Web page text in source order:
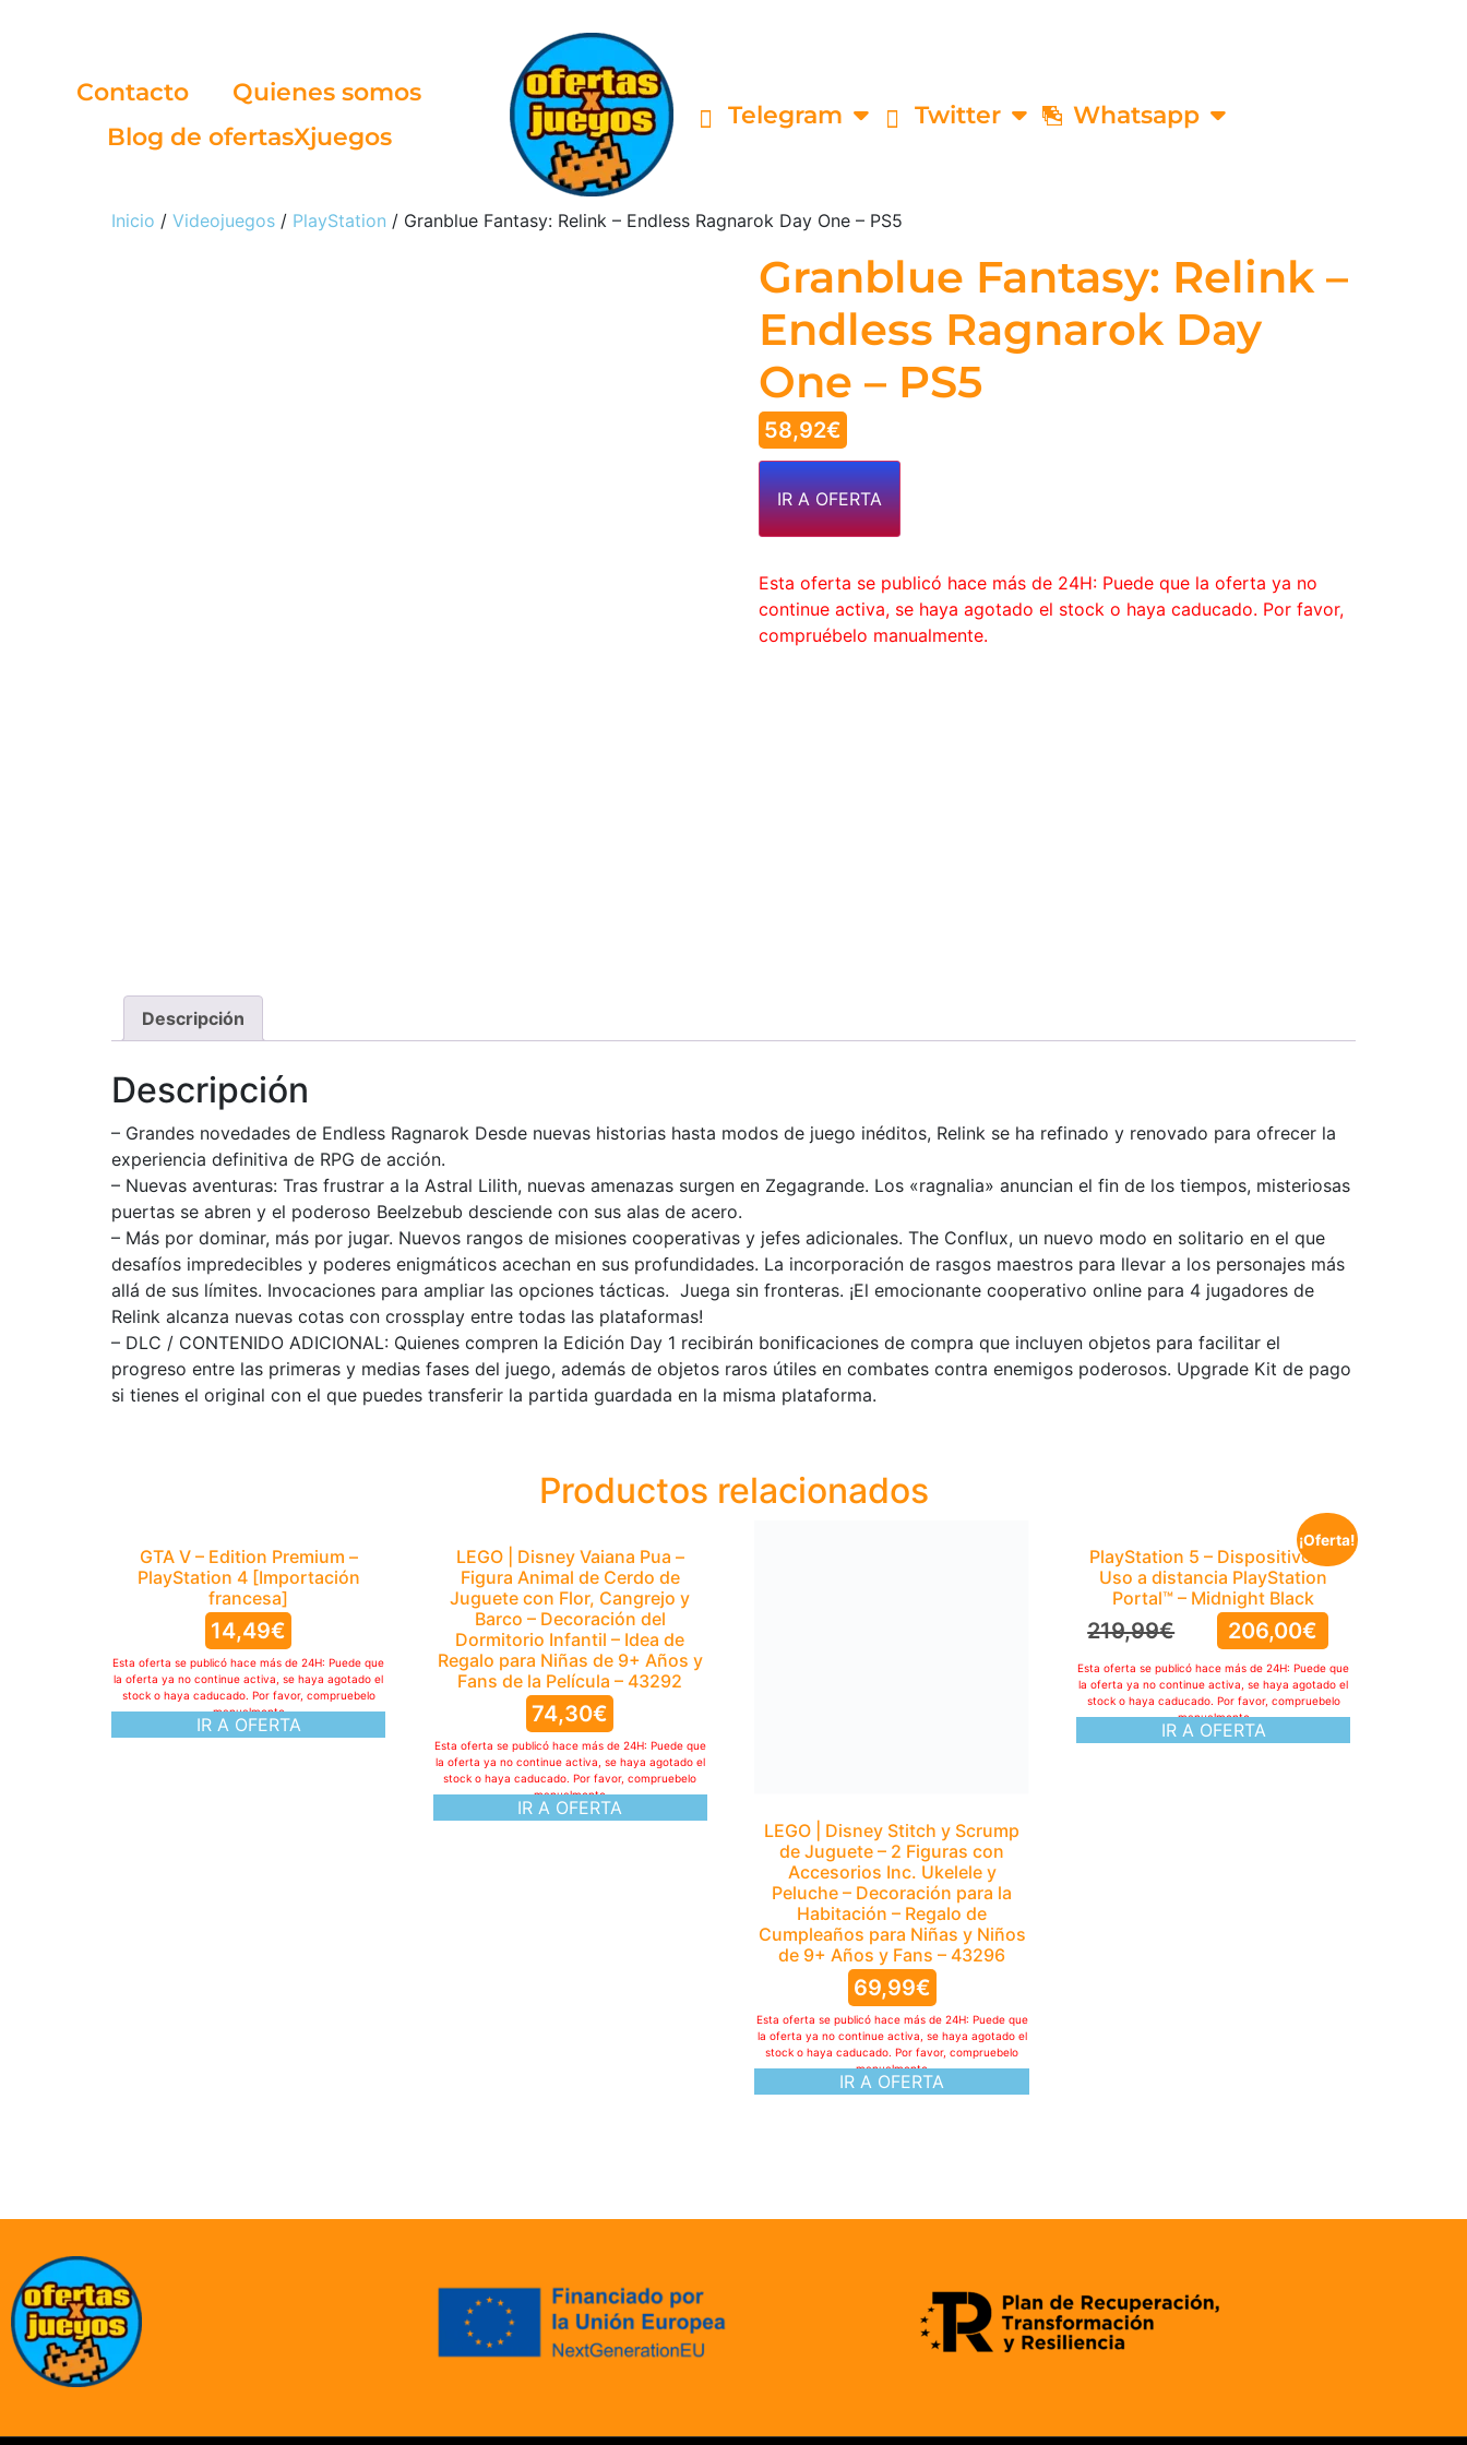
Contacto
Quienes somos
Blog de ofertasXjuegos
Telegram Twitter Whatsapp
Inicio / Videojuegos / PlayStation / Granblue Fantasy: Relink – Endless Ragnarok Day One – PS5
Granblue Fantasy: Relink –
Endless Ragnarok Day
One – PS5
58,92€
IR A OFERTA
Esta oferta se publicó hace más de 24H: Puede que la oferta ya no
continue activa, se haya agotado el stock o haya caducado. Por favor,
compruébelo manualmente.
Descripción
Descripción
– Grandes novedades de Endless Ragnarok​ Desde nuevas historias hasta modos de juego inéditos, Relink se ha refinado y renovado para ofrecer la
experiencia definitiva de RPG de acción.
– Nuevas aventuras: Tras frustrar a la Astral Lilith, nuevas amenazas surgen en Zegagrande. Los «ragnalia» anuncian el fin de los tiempos, misteriosas
puertas se abren y el poderoso Beelzebub desciende con sus alas de acero.
– Más por dominar, más por jugar.​ Nuevos rangos de misiones cooperativas y jefes adicionales.​ The Conflux, un nuevo modo en solitario en el que
desafíos impredecibles y poderes enigmáticos acechan en sus profundidades.​ La incorporación de rasgos maestros para llevar a los personajes más
allá de sus límites.​ Invocaciones para ampliar las opciones tácticas.​ ​ Juega sin fronteras.​ ¡El emocionante cooperativo online para 4 jugadores de
Relink alcanza nuevas cotas con crossplay entre todas las plataformas!
– DLC / CONTENIDO ADICIONAL:​ Quienes compren la Edición Day 1 recibirán bonificaciones de compra que incluyen objetos para facilitar el
progreso entre las primeras y medias fases del juego, además de objetos raros útiles en combates contra enemigos poderosos. Upgrade Kit de pago
si tienes el original con el que puedes transferir la partida guardada en la misma plataforma.
Productos relacionados
GTA V – Edition Premium –
PlayStation 4 [Importación
francesa]
14,49€
IR A OFERTA
Esta oferta se publicó hace más de 24H: Puede que
la oferta ya no continue activa, se haya agotado el
stock o haya caducado. Por favor, compruebelo
manualmente
LEGO | Disney Vaiana Pua –
Figura Animal de Cerdo de
Juguete con Flor, Cangrejo y
Barco – Decoración del
Dormitorio Infantil – Idea de
Regalo para Niñas de 9+ Años y
Fans de la Película – 43292
74,30€
IR A OFERTA
Esta oferta se publicó hace más de 24H: Puede que
la oferta ya no continue activa, se haya agotado el
stock o haya caducado. Por favor, compruebelo
manualmente
¡Oferta!
PlayStation 5 – Dispositivo de
Uso a distancia PlayStation
Portal™ – Midnight Black
219,99€ 206,00€
IR A OFERTA
Esta oferta se publicó hace más de 24H: Puede que
la oferta ya no continue activa, se haya agotado el
stock o haya caducado. Por favor, compruebelo
manualmente